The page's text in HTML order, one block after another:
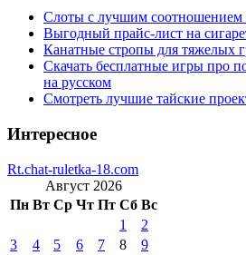
Слоты с лучшим соотношением
Выгодный прайс-лист на
Канатные стропы для тяжелых
Скачать бесплатные игры про
на русском
Смотреть лучшие тайские
Интересное
Rt.chat-ruletka-18.com
Август 2026
Пн Вт Ср Чт Пт Сб Вс
1
2
3
4 5 6 7 8
9